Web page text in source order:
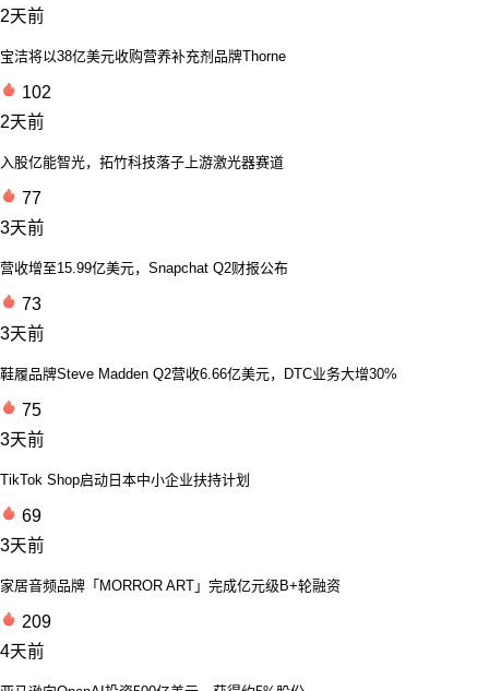
2天前
宝洁将以38亿美元收购营养补充剂品牌Thorne
102
2天前
入股亿能智光，拓竹科技落子上游激光器赛道
77
3天前
营收增至15.99亿美元，Snapchat Q2财报公布
73
3天前
鞋履品牌Steve Madden Q2营收6.66亿美元，DTC业务大增30%
75
3天前
TikTok Shop启动日本中小企业扶持计划
69
3天前
家居音频品牌「MORROR ART」完成亿元级B+轮融资
209
4天前